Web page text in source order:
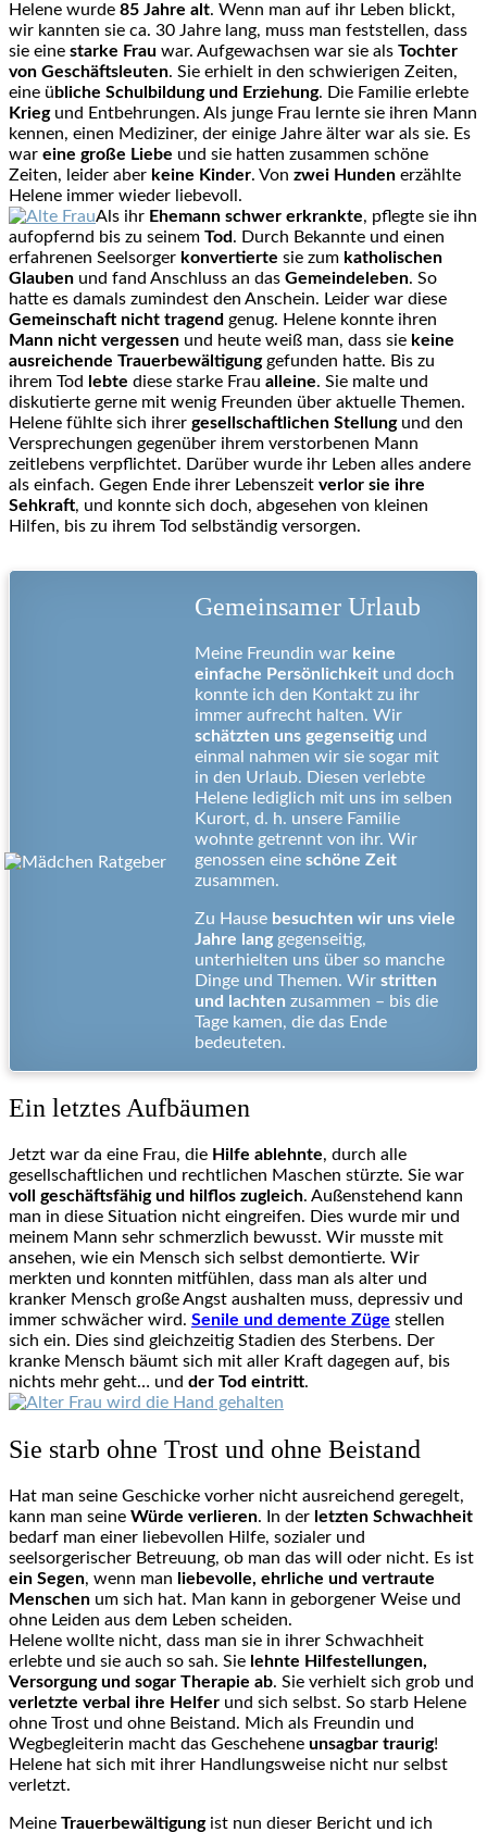
Helene wurde 85 Jahre alt. Wenn man auf ihr Leben blickt,
wir kannten sie ca. 30 Jahre lang, muss man feststellen, dass
sie eine starke Frau war. Aufgewachsen war sie als Tochter
von Geschäftsleuten. Sie erhielt in den schwierigen Zeiten,
eine ü bliche Schulbildung und Erziehung. Die Familie erlebte
Kriegund Entbehrungen. Als junge Frau lernte sie ihren Mann
kennen, einen Mediziner, der einige Jahre älter war als sie. Es
war eine große Liebe und sie hatten zusammen schöne
Zeiten, leider aber keine Kinder. Von zwei Hunden erzählte
Helene immer wieder liebevoll.
Als ihr Ehemann schwer erkrankte, pflegte sie ihn
aufopfernd bis zu seinem Tod. Durch Bekannte und einen
erfahrenen Seelsorger konvertierte sie zum katholischen
Glauben und fand Anschluss an das Gemeindeleben. So
hatte es damals zumindest den Anschein. Leider war diese
Gemeinschaft nicht tragend genug. Helene konnte ihren
Mann nicht vergessen und heute weiß man, dass sie keine
ausreichende Trauerbewältigunggefunden hatte. Bis zu
ihrem Tod
lebte diese starke Frau alleine. Sie malte und
diskutierte gerne mit wenig Freunden über aktuelle Themen.
Helene fühlte sich ihrer gesellschaftlichen Stellungund den
Versprechungen gegenüber ihrem verstorbenen Mann
zeitlebens verpflichtet. Darüber wurde ihr Leben alles andere
als einfach. Gegen Ende ihrer Lebenszeit verlor sie ihre
Sehkraft, und konnte sich doch, abgesehen von kleinen
Hilfen, bis zu ihrem Tod selbständig versorgen.
Gemeinsamer Urlaub
Meine Freundin war keine
einfache Persönlichkeit und doch
konnte ich den Kontakt zu ihr
immer aufrecht halten. Wir
schätzten uns gegenseitigund
einmal nahmen wir sie sogar mit
in den Urlaub. Diesen verlebte
Helene lediglich mit uns im selben
Kurort, d. h. unsere Familie
wohnte getrennt von ihr. Wir
genossen eine schöne Zeit
zusammen.
Zu Hause besuchten wir uns viele
Jahre langgegenseitig,
unterhielten uns über so manche
Dinge und Themen. Wir stritten
und lachten zusammen – bis die
Tage kamen, die das Ende
bedeuteten.
Ein letztes Aufbäumen
Jetzt war da eine Frau, die Hilfe ablehnte, durch alle
gesellschaftlichen und rechtlichen Maschen stürzte. Sie war
voll geschäftsfähig und hilflos zugleich. Außenstehend kann
man in diese Situation nicht eingreifen. Dies wurde mir und
meinem Mann sehr schmerzlich bewusst. Wir musste mit
ansehen, wie ein Mensch sich selbst demontierte. Wir
merkten und konnten mitfühlen, dass man als alter und
kranker Mensch große Angst aushalten muss, depressiv und
immer schwächer wird. Senile und demente Züge stellen
sich ein. Dies sind gleichzeitig Stadien des Sterbens. Der
kranke Mensch bäumt sich mit aller Kraft dagegen auf, bis
nichts mehr geht… und der Tod eintritt.
Sie starb ohne Trost und ohne Beistand
Hat man seine Geschicke vorher nicht ausreichend geregelt,
kann man seine Würde verlieren. In der letzten Schwachheit
bedarf man einer liebevollen Hilfe, sozialer und
seelsorgerischer Betreuung, ob man das will oder nicht. Es ist
ein Segen, wenn man liebevolle, ehrliche und vertraute
Menschen um sich hat. Man kann in geborgener Weise und
ohne Leiden aus dem Leben scheiden.
Helene wollte nicht, dass man sie in ihrer Schwachheit
erlebte und sie auch so sah. Sie lehnte Hilfestellungen,
Versorgung und sogar Therapie ab. Sie verhielt sich grob und
verletzte verbal ihre Helfer und sich selbst. So starb Helene
ohne Trost und ohne Beistand. Mich als Freundin und
Wegbegleiterin macht das Geschehene unsagbar traurig!
Helene hat sich mit ihrer Handlungsweise nicht nur selbst
verletzt.
Meine Trauerbewältigungist nun dieser Bericht und ich